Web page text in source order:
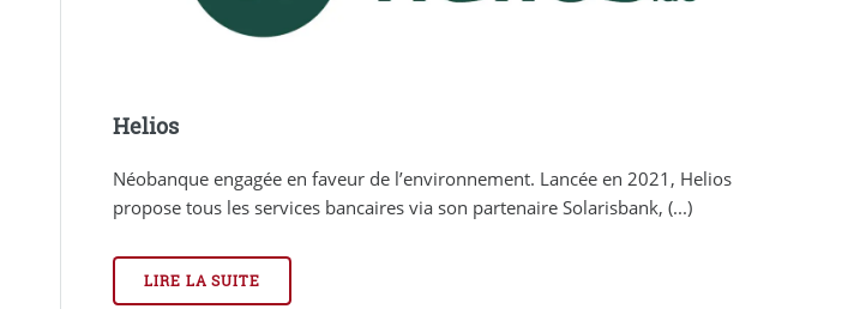
Helios
Néobanque engagée en faveur de l’environnement. Lancée en 2021, Helios
propose tous les services bancaires via son partenaire Solarisbank, (...)
LIRE LA SUITE